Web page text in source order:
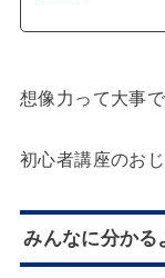
想像力って大事で
初心者講座のお
みんなに分かる